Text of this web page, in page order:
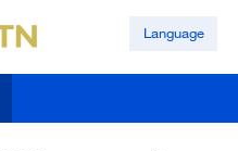
Language